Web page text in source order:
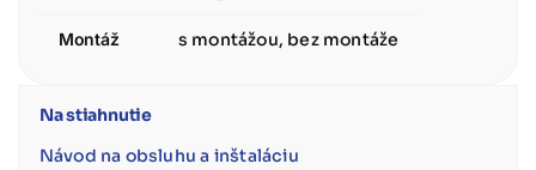
Montáž s montážou, bez montáže
Na stiahnutie
Návod na obsluhu a inštaláciu